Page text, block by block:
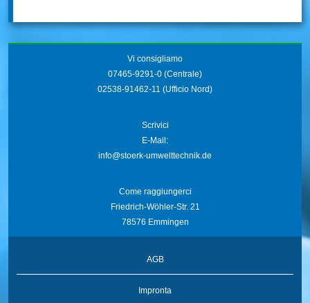
Vi consigliamo
07465-9291-0 (Centrale)
02538-91462-11 (Ufficio Nord)
Scrivici
E-Mail:
info@stoerk-umwelttechnik.de
Come raggiungerci
Friedrich-Wöhler-Str. 21
78576 Emmingen
AGB
Impronta